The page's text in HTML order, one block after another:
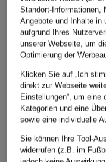
CLOSED
Jeansshorts JOCY-X
ab CHF 159
Ursprünglich:CHF 210
Standort-Informationen,
Angebote und Inhalte in
aufgrund Ihres
unserer Webseite, um
Optimierung der
Klicken Sie auf „Ich
direkt zur Webseite
Einstellungen“, um eine
Kategorien und eine
sowie eine individuelle
Sie können Ihre Tool-
widerrufen (z.B. im